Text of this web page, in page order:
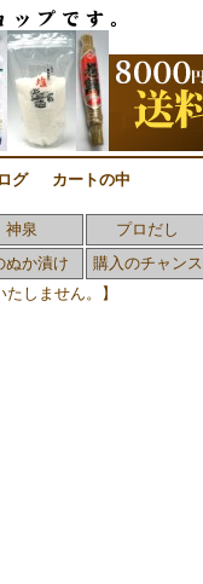
グ カートの中
神泉 プロだし
ぬか漬け 購入のチャンス
しません。】